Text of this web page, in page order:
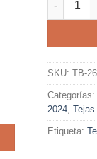
SKU:TB-
Categorías:
2024 ,Tejas
Etiqueta: